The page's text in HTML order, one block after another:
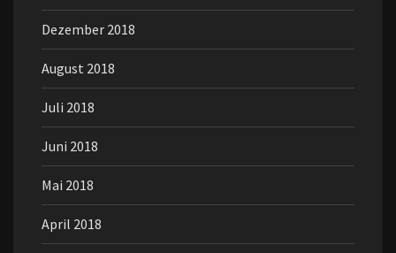
Dezember 2018
August 2018
Juli 2018
Juni 2018
Mai 2018
April 2018